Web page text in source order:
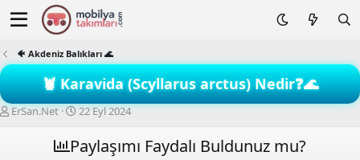
🐠 Akdeniz Balıkları 🌊
🦞 Karavida (Scyllarus arctus) Nedir❓🌊
K
o
ErSan.Net
B
a
ş
22 Eyl 2024
Paylaşımı Faydalı Buldunuz mu?